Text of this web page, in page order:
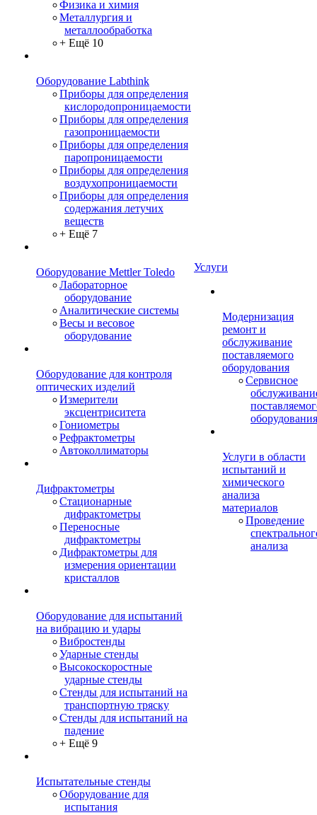
Физика и химия
Металлургия и
металлообработка
+ Ещё 10
Оборудование Labthink
Приборы для определения
кислородопроницаемости
Приборы для определения
газопроницаемости
Приборы для определения
паропроницаемости
Приборы для определения
воздухопроницаемости
Приборы для определения
содержания летучих
веществ
+ Ещё 7
Оборудование Mettler Toledo
Лабораторное
оборудование
Аналитические системы
Весы и весовое
оборудование
Оборудование для контроля
оптических изделий
Измерители
эксцентриситета
Гониометры
Рефрактометры
Автоколлиматоры
Дифрактометры
Стационарные
дифрактометры
Переносные
дифрактометры
Дифрактометры для
измерения ориентации
кристаллов
Оборудование для испытаний
на вибрацию и удары
Вибростенды
Ударные стенды
Высокоскоростные
ударные стенды
Стенды для испытаний на
транспортную тряску
Стенды для испытаний на
падение
+ Ещё 9
Испытательные стенды
Оборудование для
испытания
Услуги
Модернизация
ремонт и
обслуживание
поставляемого
оборудования
Сервисное
оборудования
Услуги в области
испытаний и
химического
анализа
материалов
Проведение
анализа